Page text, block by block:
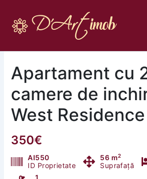
content
Apartament cu
camere de
West
350€
AI550
ID Proprietate
56 m2
Suprafață
1